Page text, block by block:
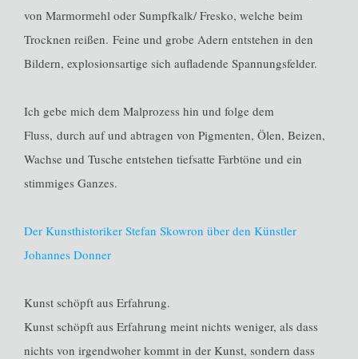
von Marmormehl oder Sumpfkalk/ Fresko, welche beim
Trocknen reißen. Feine und grobe Adern entstehen in den
Bildern, explosionsartige sich aufladende Spannungsfelder.
Ich gebe mich dem Malprozess hin und folge dem
Fluss, durch auf und abtragen von Pigmenten, Ölen, Beizen,
Wachse und Tusche entstehen tiefsatte Farbtöne und ein
stimmiges Ganzes.
Der Kunsthistoriker Stefan Skowron über den Künstler
Johannes Donner
Kunst schöpft aus Erfahrung.
Kunst schöpft aus Erfahrung meint nichts weniger, als dass
nichts von irgendwoher kommt in der Kunst, sondern dass